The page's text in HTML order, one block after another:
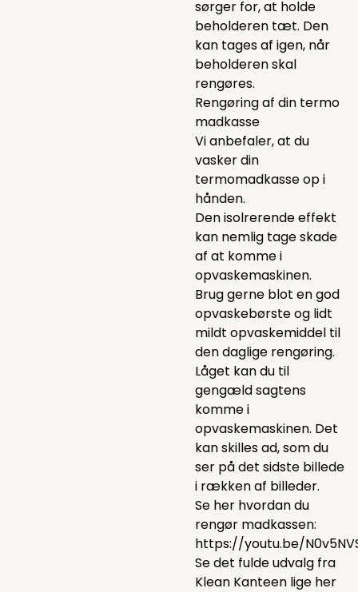
sørger for, at holde
beholderen tæt. Den
kan tages af igen, når
beholderen skal
rengøres.
Rengøring af din termo
madkasse
Vi anbefaler, at du
vasker din
termomadkasse op i
hånden.
Den isolrerende effekt
kan nemlig tage skade
af at komme i
opvaskemaskinen.
Brug gerne blot en god
opvaskebørsteog lidt
mildt opvaskemiddel til
den daglige rengøring.
Låget kan du til
gengæld sagtens
komme i
opvaskemaskinen. Det
kan skilles ad, som du
ser på det sidste billede
i rækken af billeder.
Se her hvordan du
rengør madkassen:
https://youtu.be/
Se det fulde udvalg fra
Klean Kanteen lige her